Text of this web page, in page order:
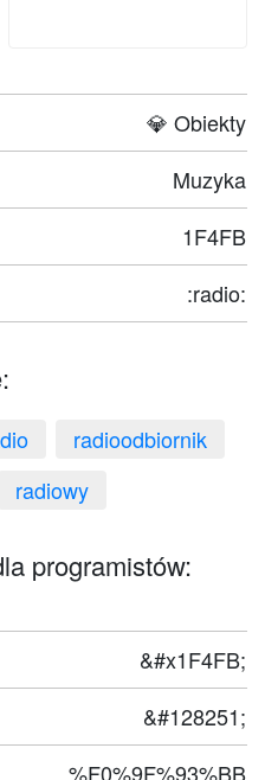
💎 Obiekty
Muzyka
1F4FB
:radio:
radioodbiornik
radiowy
programistów:
&#x1F4FB;
&#128251;
%F0%9F%93%BB